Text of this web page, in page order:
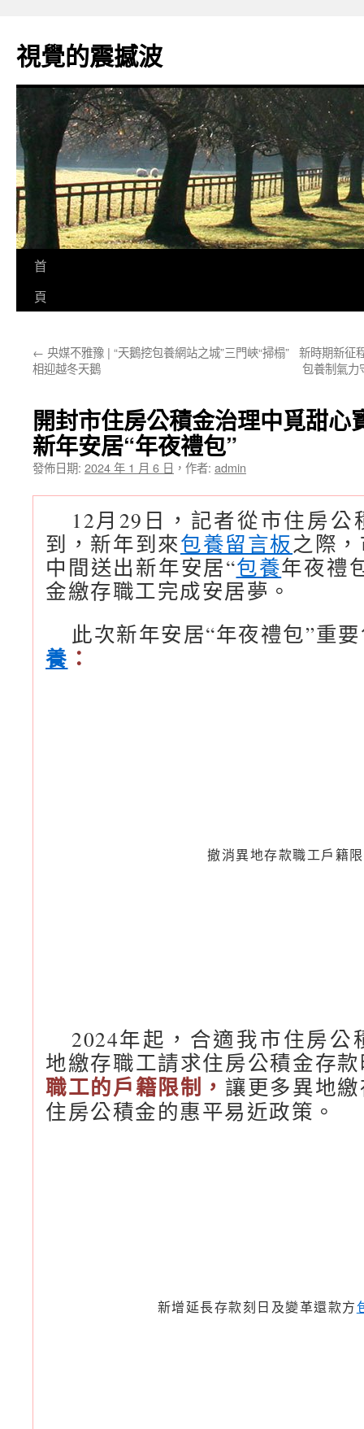
主
要
視覺的震撼波
首
頁
← 央媒不雅豫 | “天鵝挖包養網站之城”三門峽“掃榻”
相迎越冬天鵝
新時期新征
包養制氣
開封市住房公積金治理中覓甜心
新年安居“年夜禮包”
發佈日期: 2024 年 1 月 6 日 ， 作者: admin
12月29日，記者從市住房
到，新年到來包養留言板之際
中間送出新年安居“包養年夜禮
金繳存職工完成安居夢。
此次新年安居“年夜禮包”重
養 ：
撤消異地存款職工戶籍
2024年起，合適我市住房
地繳存職工請求住房公積金存
職工的戶籍限制， 讓更多異地
住房公積金的惠平易近政策。
新增延長存款刻日及變革還款方